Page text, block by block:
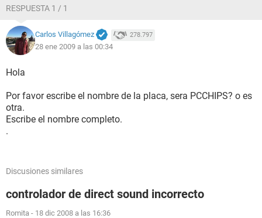
RESPUESTA 1 / 1
Carlos Villagómez 278.797
28 ene 2009 a las 00:34
Hola
Por favor escribe el nombre de la placa, sera PCCHIPS? o es
otra.
Escribe el nombre completo.
.
Discusiones similares
controlador de direct sound incorrecto
Romita - 18 dic 2008 a las 16:36